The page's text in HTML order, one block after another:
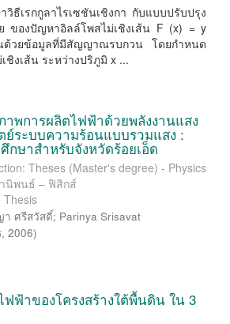
ธีเรกกูลาไรเซชันเชิงกา กับแบบปรับปรุง
ของปัญหาอิลล์โพสไม่เชิงเส้น F (x) = y
วยข้อมูลที่มีสัญญาณรบกวน โดยกำหนด
ชิงเส้น ระหว่างปริภูมิ x ...
าพการผลิตไฟฟ้าด้วยพลังงานแสง
ย์ระบบความร้อนแบบรวมแสง :
กษาสำหรับจังหวัดร้อยเอ็ด
Theses (Master's degree) - Physics
นิพนธ์ – ฟิสิกส์
Thesis
ศรีสวัสดิ์; Parinya Srisavat
, 2006)
ฟฟ้าของโครงสร้างใต้พื้นดิน ใน 3